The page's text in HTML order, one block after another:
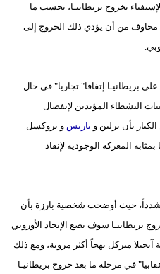
أبراج
سيارات
بخروج بريطانيـا، بحسب ما
مخاوف من أن يؤدي ذلك الخروج إلى
بريطانيـا إتفاقا" تجاريا" في حال
النشطاء المؤيدين لإنفصال
بأن برلين و باريسو بروكسل
المعركة الوجودية لإنقاذ
حيث أوضحت شخصية بارزة بأن
بريطانيـا سوف يضع الإتحاد الأوروبي
ميركل نهجاً أكثر مرونة، ومع ذلك
في مرحلة ما بعد خروج بريطانيـا